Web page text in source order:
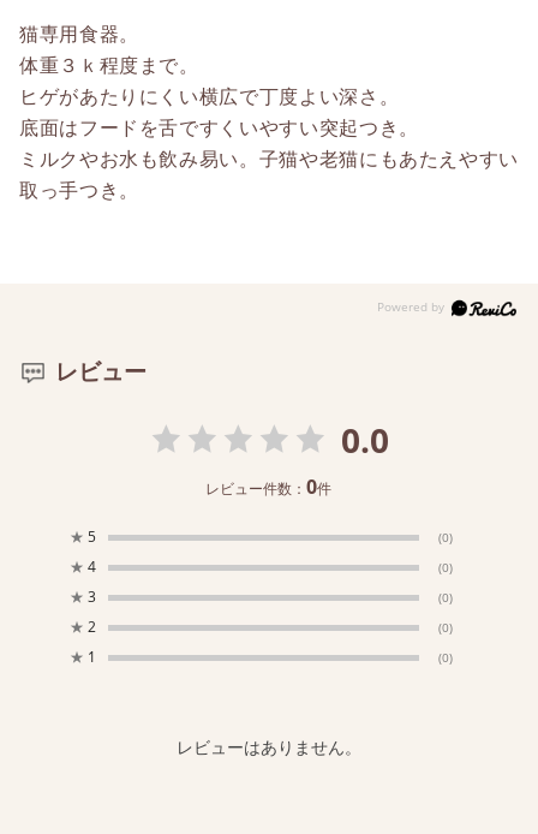
猫専用食器。
体重３ｋ程度まで。
ヒゲがあたりにくい横広で丁度よい深さ。
底面はフードを舌ですくいやすい突起つき。
ミルクやお水も飲み易い。子猫や老猫にもあたえやすい
取っ手つき。
レビュー
0.0
レビュー件数：0件
★ 5 (0)
★ 4 (0)
★ 3 (0)
★ 2 (0)
★ 1 (0)
レビューはありません。